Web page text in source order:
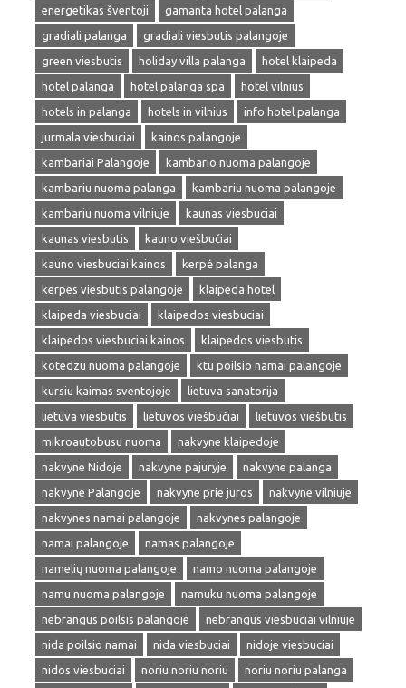
energetikas šventoji
gamanta hotel palanga
gradiali palanga
gradiali viesbutis palangoje
green viesbutis
holiday villa palanga
hotel klaipeda
hotel palanga
hotel palanga spa
hotel vilnius
hotels in palanga
hotels in vilnius
info hotel palanga
jurmala viesbuciai
kainos palangoje
kambariai Palangoje
kambario nuoma palangoje
kambariu nuoma palanga
kambariu nuoma palangoje
kambariu nuoma vilniuje
kaunas viesbuciai
kaunas viesbutis
kauno viešbučiai
kauno viesbuciai kainos
kerpė palanga
kerpes viesbutis palangoje
klaipeda hotel
klaipeda viesbuciai
klaipedos viesbuciai
klaipedos viesbuciai kainos
klaipedos viesbutis
kotedzu nuoma palangoje
ktu poilsio namai palangoje
kursiu kaimas sventojoje
lietuva sanatorija
lietuva viesbutis
lietuvos viešbučiai
lietuvos viešbutis
mikroautobusu nuoma
nakvyne klaipedoje
nakvyne Nidoje
nakvyne pajuryje
nakvyne palanga
nakvyne Palangoje
nakvyne prie juros
nakvyne vilniuje
nakvynes namai palangoje
nakvynes palangoje
namai palangoje
namas palangoje
namelių nuoma palangoje
namo nuoma palangoje
namu nuoma palangoje
namuku nuoma palangoje
nebrangus poilsis palangoje
nebrangus viesbuciai vilniuje
nida poilsio namai
nida viesbuciai
nidoje viesbuciai
nidos viesbuciai
noriu noriu noriu
noriu noriu palanga